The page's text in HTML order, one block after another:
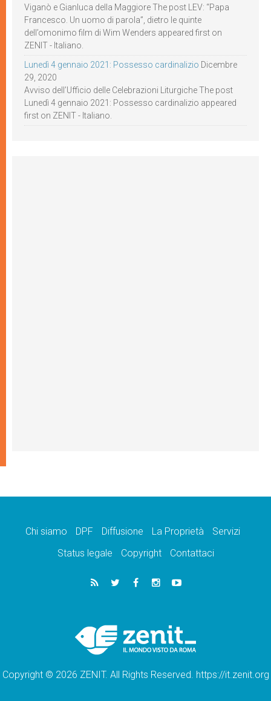
Viganò e Gianluca della Maggiore The post LEV: “Papa
Francesco. Un uomo di parola”, dietro le quinte
dell’omonimo film di Wim Wenders appeared first on
ZENIT - Italiano.
Lunedì 4 gennaio 2021: Possesso cardinalizio Dicembre
29, 2020
Avviso dell’Ufficio delle Celebrazioni Liturgiche The post
Lunedì 4 gennaio 2021: Possesso cardinalizio appeared
first on ZENIT - Italiano.
Chi siamo DPF Diffusione La Proprietà
Servizi
Status legale
Copyright Contattaci
Copyright © 2026 ZENIT. All Rights Reserved. https://it.zenit.org